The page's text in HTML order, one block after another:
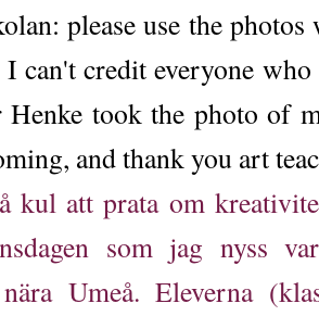
please use the
can't credit everyone
took the photo of
and thank you art
kul att prata om
som jag nyss
Umeå. Eleverna